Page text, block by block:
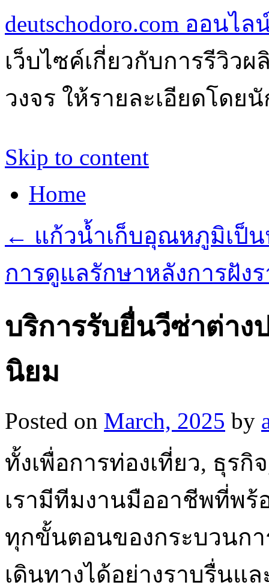
deutschodoro.com ออนไล
เว็บไซค์เกี่ยวกับการรีวิว
วงจร ให้รายละเอียดโดย
Skip to content
Home
← แก้วน้ำเก็บอุณหภูมิเป็
การดูแลรักษาหลังการฝัง
บริการรับยื่นวีซ่าต่าง
นิยม
Posted on March, 2025 by
ทั้งเพื่อการท่องเที่ยว, ธุร
เรามีทีมงานมืออาชีพที่พ
ทุกขั้นตอนของกระบวนก
เดินทางได้อย่างราบรื่นแ